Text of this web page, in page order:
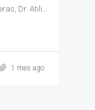
1 mes ago